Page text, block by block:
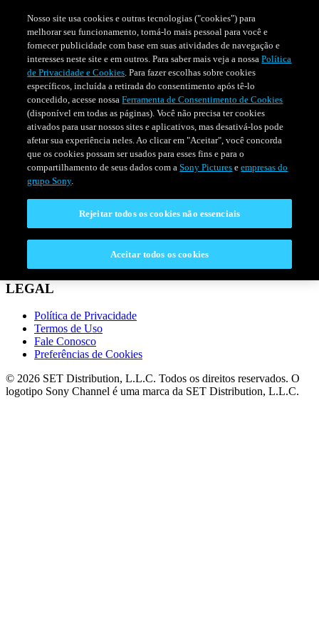
SÉRIESPROGRAMAÇÃO
CONECTAR
Perguntas Frequentes
LEGAL
Política de Privacidade
Termos de Uso
Fale Conosco
Preferências de Cookies
© 2026 SET Distribution, L.L.C. Todos os direitos reservados. O
logotipo Sony Channel é uma marca da SET Distribution, L.L.C.
Nosso site usa cookies e outras tecnologias ("cookies") para
melhorar seu funcionamento, torná-lo mais pessoal para você e
fornecer publicidade com base em suas atividades de navegação e
interesses neste site e em outros. Para saber mais veja a nossaPolítica
de Privacidade e Cookies. Para fazer escolhas sobre cookies
específicos, incluída a retirada do consentimento após tê-lo
concedido, acesse nossaFerramenta de Consentimento de Cookies
(disponível em todas as páginas). Você não precisa ter cookies
ativados para usar nossos sites e aplicativos, mas desativá-los pode
afetar sua experiência neles. Ao clicar em "Aceitar", você concorda
que os cookies possam ser usados para esses fins e para o
compartilhamento de seus dados com aSony Pictures eempresas do
grupo Sony.
Rejeitar todos os cookies não essenciais
Aceitar todos os cookies